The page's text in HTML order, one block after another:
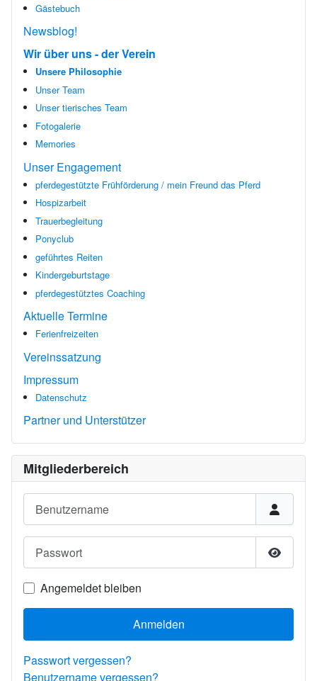
Gästebuch
Newsblog!
Wir über uns - der Verein
Unsere Philosophie
Unser Team
Unser tierisches Team
Fotogalerie
Memories
Unser Engagement
pferdegestützte Frühförderung / mein Freund das Pferd
Hospizarbeit
Trauerbegleitung
Ponyclub
geführtes Reiten
Kindergeburtstage
pferdegestütztes Coaching
Aktuelle Termine
Ferienfreizeiten
Vereinssatzung
Impressum
Datenschutz
Partner und Unterstützer
Mitgliederbereich
Benutzername
Passwort
Angemeldet bleiben
Anmelden
Passwort vergessen?
Benutzername vergessen?